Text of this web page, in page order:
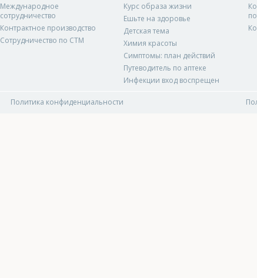
Международное
сотрудничество
Контрактное производство
Сотрудничество по СТМ
Курс образа жизни
Ешьте на здоровье
Детская тема
Химия красоты
Симптомы: план действий
Путеводитель по аптеке
Инфекции вход воспрещен
Политика конфиденциальности